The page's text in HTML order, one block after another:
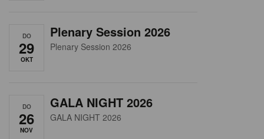
DO
29
OKT
Plenary Session 2026
Plenary Session 2026
DO
26
NOV
GALA NIGHT 2026
GALA NIGHT 2026